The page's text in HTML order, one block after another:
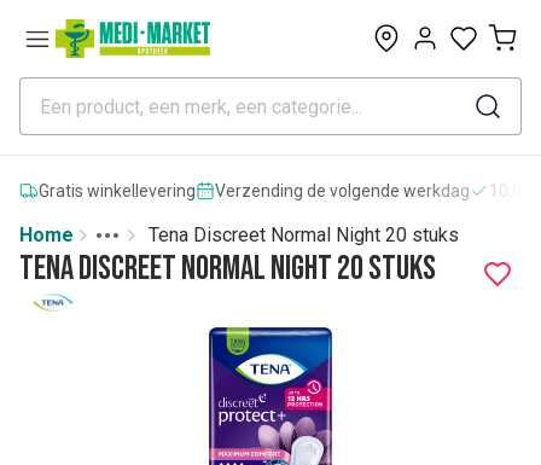
0
Gratis winkellevering Verzending de volgende werkdag
Home
More
Toggle menu
Tena Discreet Normal Night 20 stuks
Tena Discreet Normal Night 20 stuks